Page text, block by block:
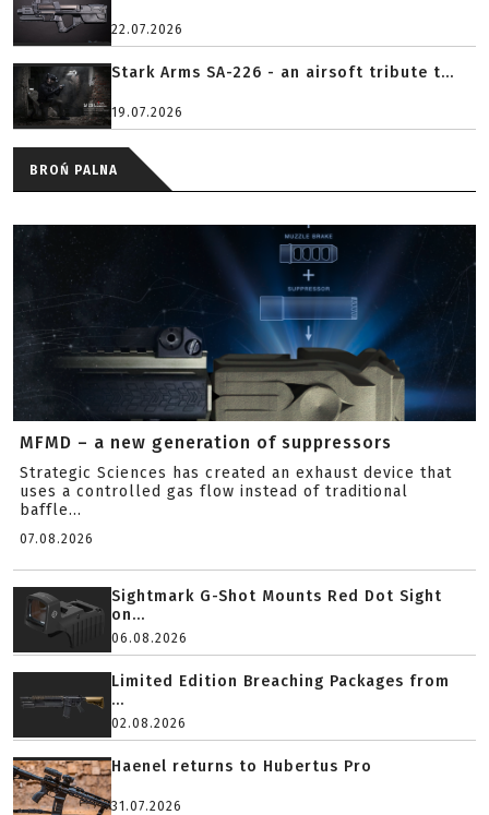
22.07.2026
Stark Arms SA-226 - an airsoft tribute t...
19.07.2026
BROŃ PALNA
MFMD – a new generation of suppressors
Strategic Sciences has created an exhaust device that
uses a controlled gas flow instead of traditional
baffle...
07.08.2026
Sightmark G-Shot Mounts Red Dot Sight
on...
06.08.2026
Limited Edition Breaching Packages from
...
02.08.2026
Haenel returns to Hubertus Pro
31.07.2026